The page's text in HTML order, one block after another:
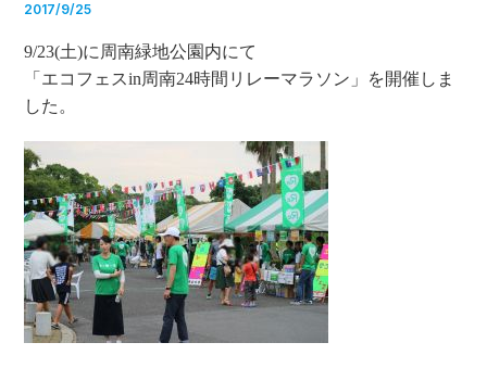
2017/9/25
9/23(土)に周南緑地公園内にて
「エコフェスin周南24時間リレーマラソン」を開催しま
した。